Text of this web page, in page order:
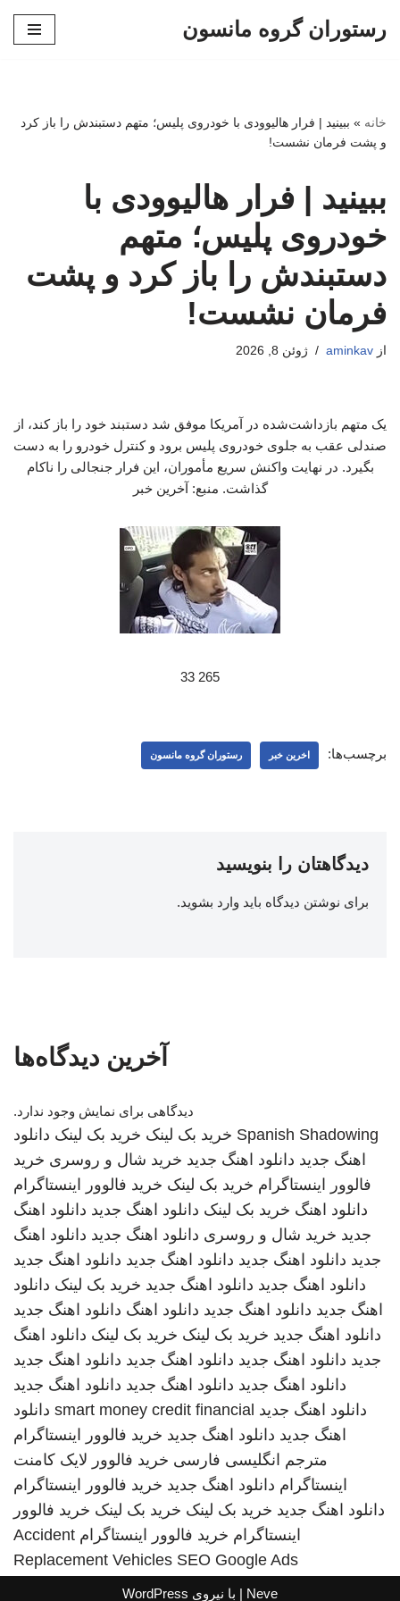
رستوران گروه مانسون
خانه » ببینید | فرار هالیوودی با خودروی پلیس؛ متهم دستبندش را باز کرد
و پشت فرمان نشست!
ببینید | فرار هالیوودی با
خودروی پلیس؛ متهم
دستبندش را باز کرد و پشت
فرمان نشست!
از aminkav ژوئن 8, 2026
یک متهم بازداشت‌شده در آمریکا موفق شد دستبند خود را باز کند، از
صندلی عقب به جلوی خودروی پلیس برود و کنترل خودرو را به دست
بگیرد. در نهایت واکنش سریع مأموران، این فرار جنجالی را ناکام
گذاشت. منبع: آخرین خبر
265 33
برچسب‌ها: اخرین خبر رستوران گروه مانسون
دیدگاهتان را بنویسید
برای نوشتن دیدگاه باید وارد بشوید.
آخرین دیدگاه‌ها
دیدگاهی برای نمایش وجود ندارد.
Spanish Shadowing خرید بک لینک خرید بک لینک دانلود
اهنگ جدید دانلود اهنگ جدید خرید شال و روسری خرید
فالوور اینستاگرام خرید بک لینک خرید فالوور اینستاگرام
دانلود اهنگ خرید بک لینک دانلود اهنگ جدید دانلود اهنگ
جدید خرید شال و روسری دانلود اهنگ جدید دانلود اهنگ
جدید دانلود اهنگ جدید دانلود اهنگ جدید دانلود اهنگ جدید
دانلود اهنگ جدید دانلود اهنگ جدید خرید بک لینک دانلود
اهنگ جدید دانلود اهنگ جدید دانلود اهنگ دانلود اهنگ جدید
دانلود اهنگ جدید خرید بک لینک خرید بک لینک دانلود اهنگ
جدید دانلود اهنگ جدید دانلود اهنگ جدید دانلود اهنگ جدید
دانلود اهنگ جدید دانلود اهنگ جدید دانلود اهنگ جدید
دانلود اهنگ جدید smart money credit financial دانلود
اهنگ جدید دانلود اهنگ جدید خرید فالوور اینستاگرام
مترجم انگلیسی فارسی خرید فالوور لایک کامنت
اینستاگرام دانلود اهنگ جدید خرید فالوور اینستاگرام
دانلود اهنگ جدید خرید بک لینک خرید بک لینک خرید فالوور
اینستاگرام خرید فالوور اینستاگرام Accident
Replacement Vehicles SEO Google Ads
Neve | با نیروی WordPress